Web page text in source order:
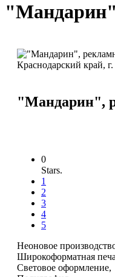
"Мандарин",
0
Stars.
1
2
3
4
5
Неоновое
Широкоформатная
Световое оформление,